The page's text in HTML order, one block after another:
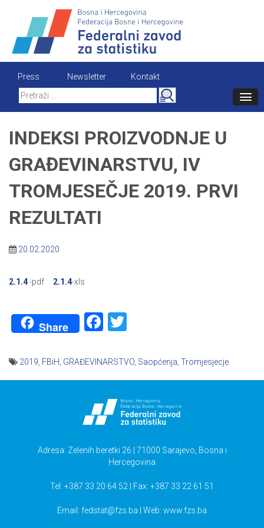
content
Press Newsletter
Kontakt
Search
for:
INDEKSI PROIZVODNJE U
GRAĐEVINARSTVU, IV
TROMJESEČJE 2019. PRVI
REZULTATI
20.02.2020
2.1.4-pdf 2.1.4-xls
Share Facebook
2019 FBiH GRAĐEVINARSTVO Saopćenja Tromjesjecje
Adresa: Zelenih beretki 26 | 71000 Sarajevo, Bosna i
Hercegovina
Tel: +387 33 20 64 52 | Fax: +387 33 22 61 51
Email: fedstat@fzs.ba | Web: www.fzs.ba